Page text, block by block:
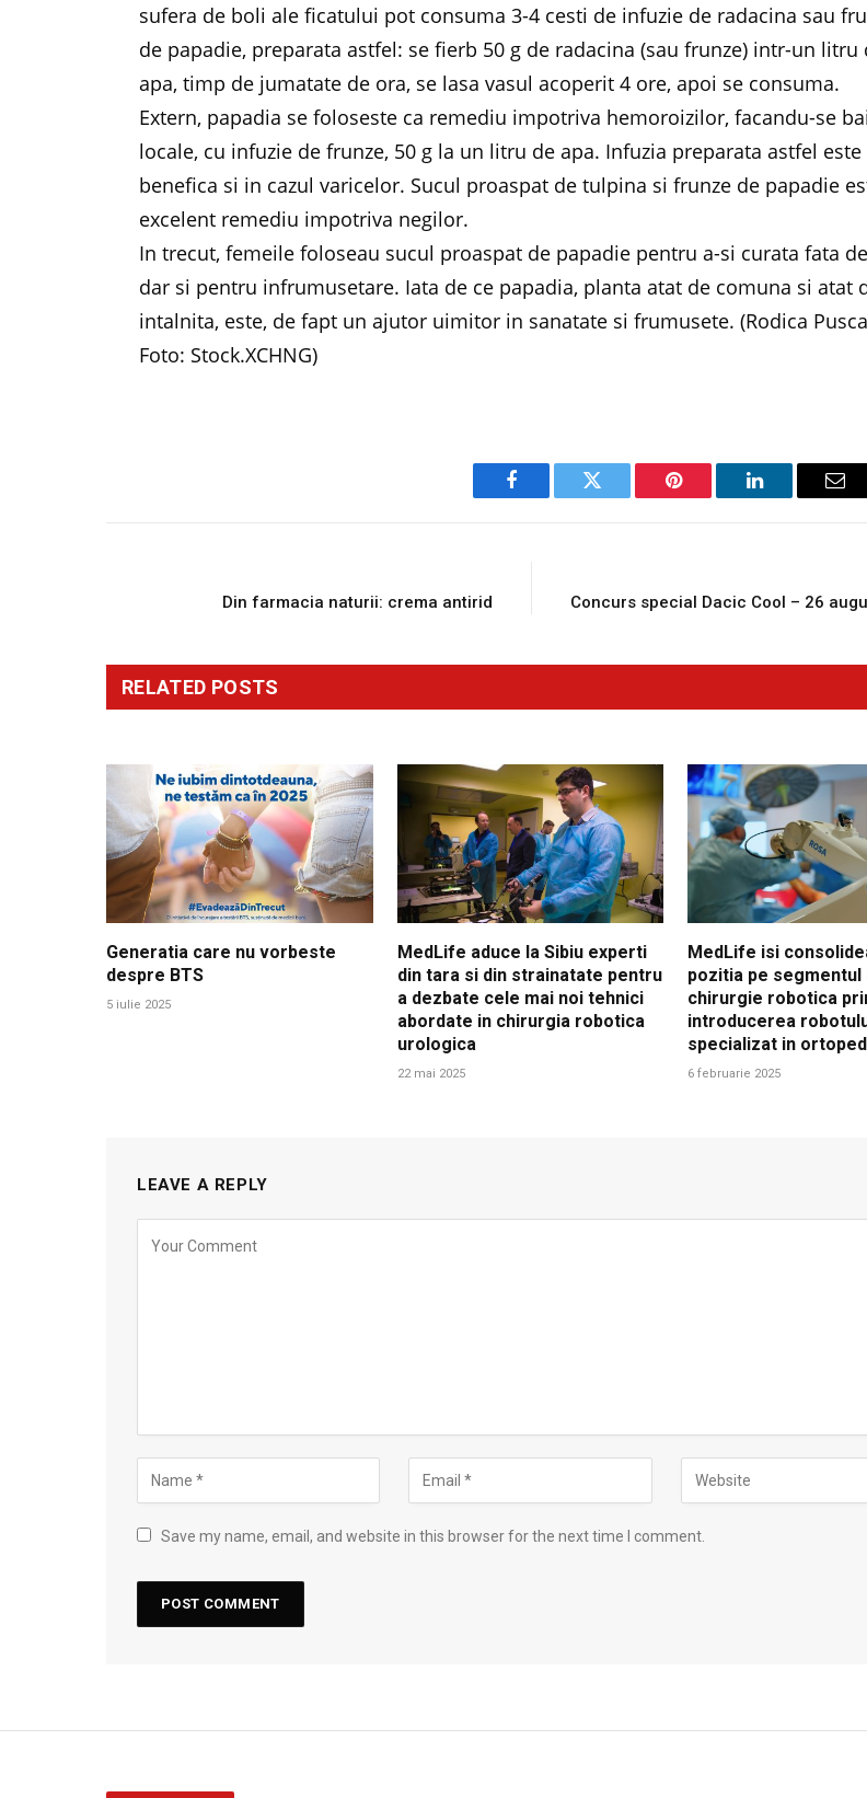
sufera de boli ale ficatului pot consuma 3-4 cesti de infuzie de radacina sau
de papadie, preparata astfel: se fierb 50 g de radacina (sau frunze) intr-un litru
apa, timp de jumatate de ora, se lasa vasul acoperit 4 ore, apoi se consuma.
Extern, papadia se foloseste ca remediu impotriva hemoroizilor, facandu-se bai
locale, cu infuzie de frunze, 50 g la un litru de apa. Infuzia preparata astfel este
benefica si in cazul varicelor. Sucul proaspat de tulpina si frunze de papadie
excelent remediu impotriva negilor.
In trecut, femeile foloseau sucul proaspat de papadie pentru a-si curata fata
dar si pentru infrumusetare. Iata de ce papadia, planta atat de comuna si atat
intalnita, este, de fapt un ajutor uimitor in sanatate si frumusete. (Rodica
Foto: Stock.XCHNG)
Facebook Twitter Pinterest LinkedIn
Din farmacia naturii: crema antirid Concurs special Dacic Cool – 26
RELATED POSTS
Generatia care nu vorbeste
despre BTS
5 iulie 2025
MedLife aduce la Sibiu experti
din tara si din strainatate pentru
a dezbate cele mai noi tehnici
abordate in chirurgia robotica
urologica
22 mai 2025
MedLife isi
pozitia pe segmentul
chirurgie robotica
introducerea
specializat in
6 februarie 2025
LEAVE A REPLY
Save my name, email, and website in this browser for the next time I comment.